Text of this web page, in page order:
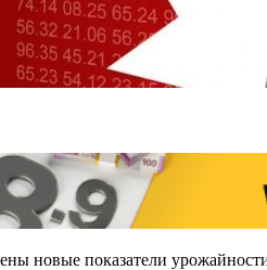
новые показатели